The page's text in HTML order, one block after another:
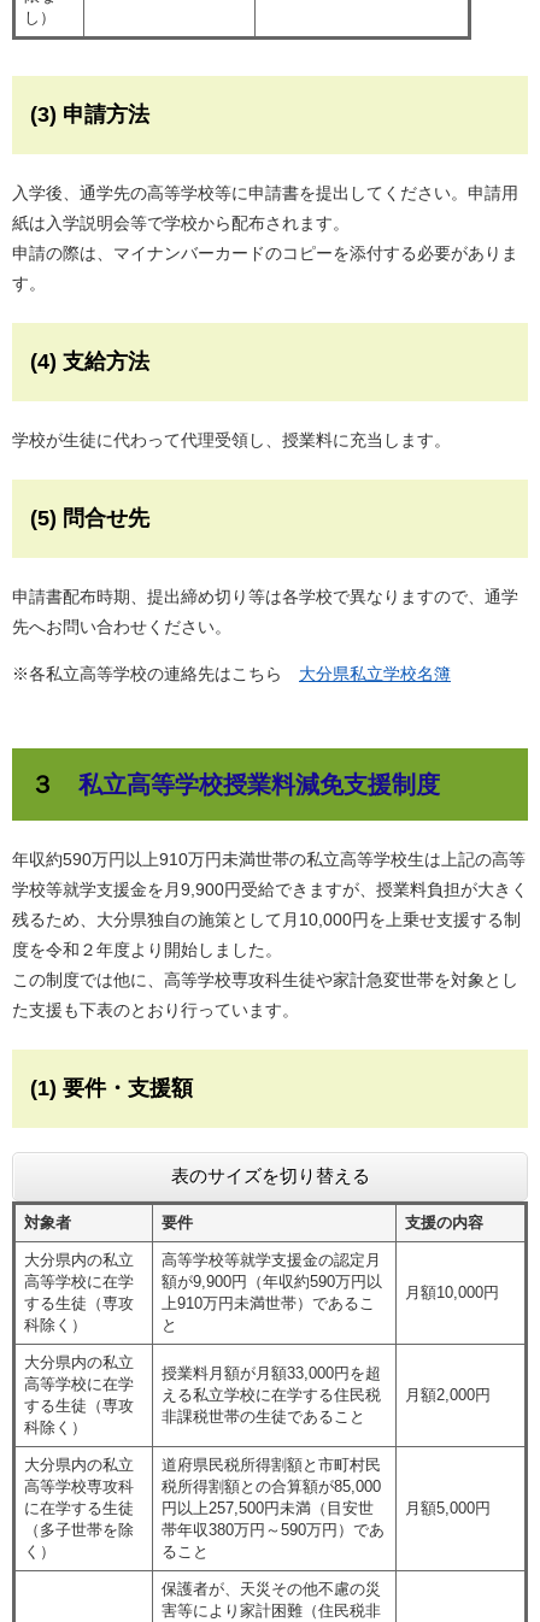
し）
(3) 申請方法
入学後、通学先の高等学校等に申請書を提出してください。申請用
紙は入学説明会等で学校から配布されます。
申請の際は、マイナンバーカードのコピーを添付する必要がありま
す。
(4) 支給方法
学校が生徒に代わって代理受領し、授業料に充当します。
(5) 問合せ先
申請書配布時期、提出締め切り等は各学校で異なりますので、通学
先へお問い合わせください。
※各私立高等学校の連絡先はこちら 大分県私立学校名簿
３ 私立高等学校授業料減免支援制度
年収約590万円以上910万円未満世帯の私立高等学校生は上記の高等
学校等就学支援金を月9,900円受給できますが、授業料負担が大きく
残るため、大分県独自の施策として月10,000円を上乗せ支援する制
度を令和２年度より開始しました。
この制度では他に、高等学校専攻科生徒や家計急変世帯を対象とし
た支援も下表のとおり行っています。
(1) 要件・支援額
表のサイズを切り替える
対象者 要件 支援の内容
大分県内の私立
高等学校に在学
する生徒（専攻
科除く）
高等学校等就学支援金の認定月
額が9,900円（年収約590万円以
上910万円未満世帯）であるこ
と
月額10,000円
大分県内の私立
高等学校に在学
する生徒（専攻
科除く）
授業料月額が月額33,000円を超
える私立学校に在学する住民税
非課税世帯の生徒であること
月額2,000円
大分県内の私立
高等学校専攻科
に在学する生徒
（多子世帯を除
く）
道府県民税所得割額と市町村民
税所得割額との合算額が85,000
円以上257,500円未満（目安世
帯年収380万円～590万円）であ
ること
月額5,000円
保護者が、天災その他不慮の災
害等により家計困難（住民税非